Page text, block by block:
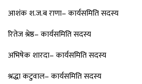
आशंक श.ज.ब राणा– कार्यसमिति सदस्य
रितेज श्रेष्ठ– कार्यसमिति सदस्य
अभिषेक शारदा– कार्यसमिति सदस्य
श्रद्धा कटुवाल– कार्यसमिति सदस्य